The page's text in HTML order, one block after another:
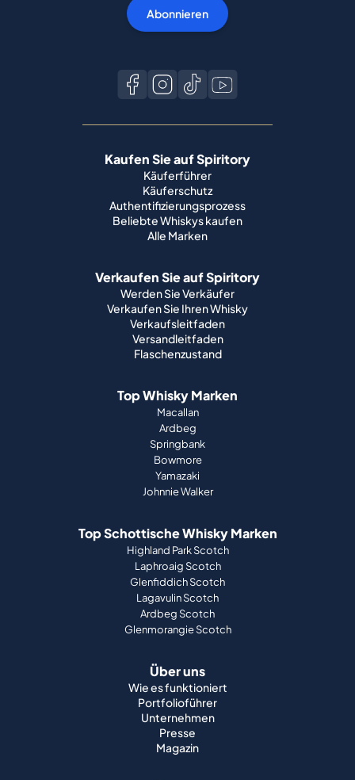
Abonnieren
Kaufen Sie auf Spiritory
Käuferführer
Käuferschutz
Authentifizierungsprozess
Beliebte Whiskys kaufen
Alle Marken
Verkaufen Sie auf Spiritory
Werden Sie Verkäufer
Verkaufen Sie Ihren Whisky
Verkaufsleitfaden
Versandleitfaden
Flaschenzustand
Top Whisky Marken
Macallan
Ardbeg
Springbank
Bowmore
Yamazaki
Johnnie Walker
Top Schottische Whisky Marken
Highland Park Scotch
Laphroaig Scotch
Glenfiddich Scotch
Lagavulin Scotch
Ardbeg Scotch
Glenmorangie Scotch
Über uns
Wie es funktioniert
Portfolioführer
Unternehmen
Presse
Magazin